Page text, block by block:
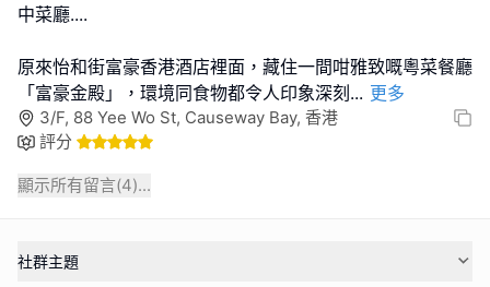
中菜廳....
原來怡和街富豪香港酒店裡面，藏住一間咁雅致嘅粵菜餐廳
「富豪金殿」，環境同食物都令人印象深刻 ... 更多
3/F, 88 Yee Wo St, Causeway Bay, 香港
評分
顯示所有留言(4)...
社群主題